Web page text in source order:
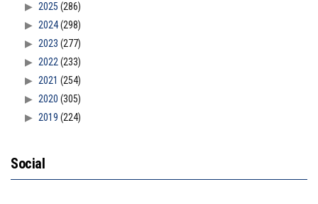
2025 (286)
2024(298)
2023 (277)
2022(233)
2021 (254)
2020 (305)
2019 (224)
Social